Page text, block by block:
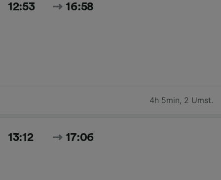
12:53 16:58
4h 5min, 2 Umst.
13:12 17:06